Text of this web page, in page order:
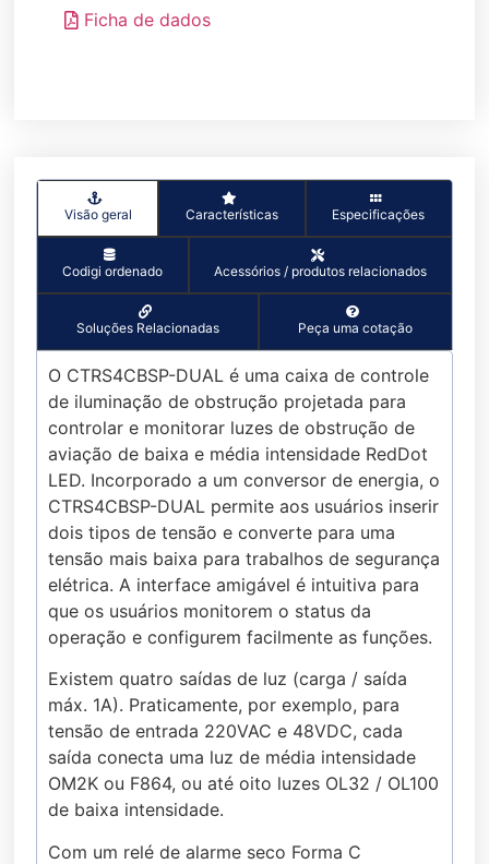
Ficha de dados
Visão geral Características Especificações
Codigi ordenado Acessórios / produtos relacionados
Soluções Relacionadas Peça uma cotação
O CTRS4CBSP-DUAL é uma caixa de controle
de iluminação de obstrução projetada para
controlar e monitorar luzes de obstrução de
aviação de baixa e média intensidade RedDot
LED. Incorporado a um conversor de energia, o
CTRS4CBSP-DUAL permite aos usuários inserir
dois tipos de tensão e converte para uma
tensão mais baixa para trabalhos de segurança
elétrica. A interface amigável é intuitiva para
que os usuários monitorem o status da
operação e configurem facilmente as funções.
Existem quatro saídas de luz (carga / saída
máx. 1A). Praticamente, por exemplo, para
tensão de entrada 220VAC e 48VDC, cada
saída conecta uma luz de média intensidade
OM2K ou F864, ou até oito luzes OL32 / OL100
de baixa intensidade.
Com um relé de alarme seco Forma C